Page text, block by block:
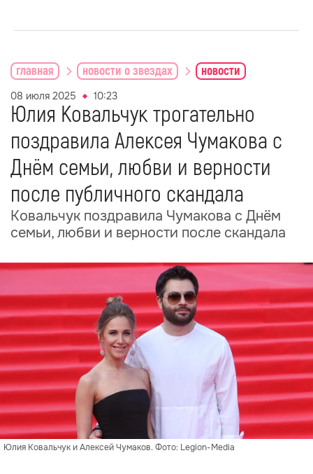
главная новости о звездах новости
08 июля 2025 10:23
Юлия Ковальчук трогательно
поздравила Алексея Чумакова с
Днём семьи, любви и верности
после публичного скандала
Ковальчук поздравила Чумакова с Днём
семьи, любви и верности после скандала
Юлия Ковальчук и Алексей Чумаков. Фото: Legion-Media